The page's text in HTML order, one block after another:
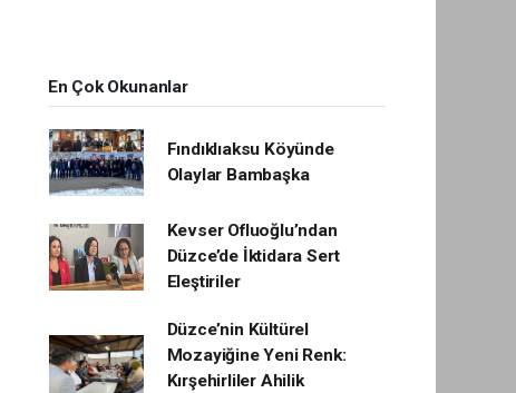
En Çok Okunanlar
Fındıklıaksu Köyünde
Olaylar Bambaşka
Kevser Ofluoğlu’ndan
Düzce’de İktidara Sert
Eleştiriler
Düzce’nin Kültürel
Mozayiğine Yeni Renk:
Kırşehirliler Ahilik